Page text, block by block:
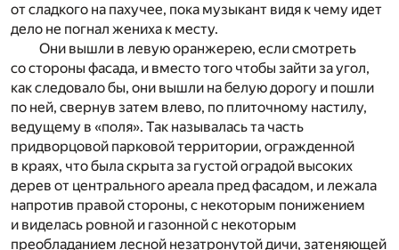
от сладкого на пахучее, пока музыкант видя к чему идет
дело не погнал жениха к месту.
Они вышли в левую оранжерею, если смотреть
со стороны фасада, и вместо того чтобы зайти за угол,
как следовало бы, они вышли на белую дорогу и пошли
по ней, свернув затем влево, по плиточному настилу,
ведущему в «поля». Так называлась та часть
придворцовой парковой территории, огражденной
в краях, что была скрыта за густой оградой высоких
дерев от центрального ареала пред фасадом, и лежала
напротив правой стороны, с некоторым понижением
и виделась ровной и газонной с некоторым
преобладанием лесной незатронутой дичи, затеняющей